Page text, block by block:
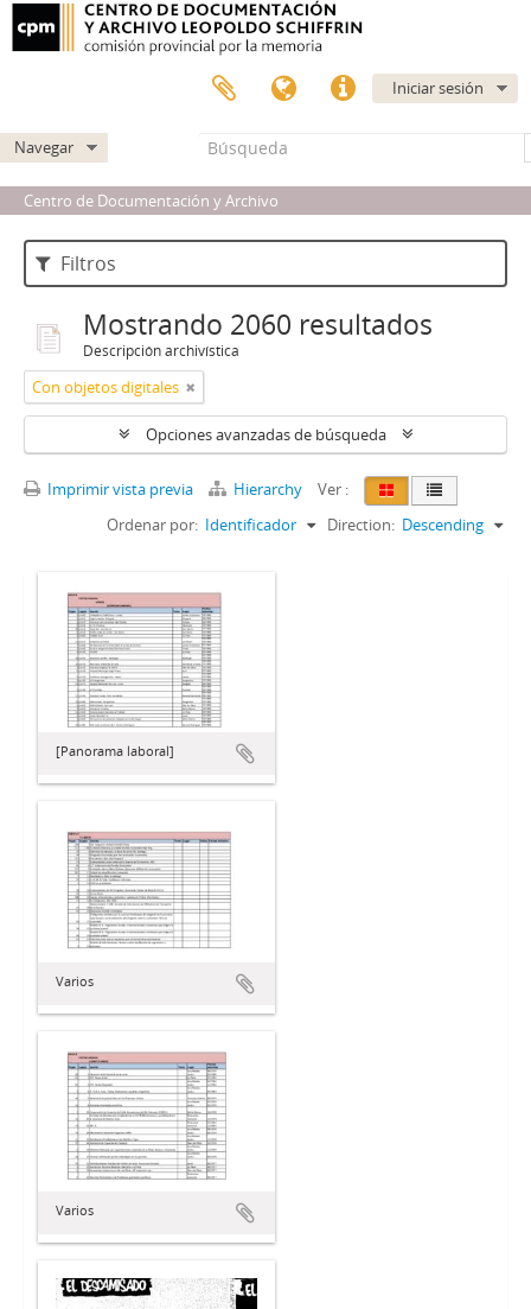
Iniciar sesión
Navegar
Centro de Documentación y Archivo
Filtros
Mostrando 2060 resultados
Descripción archivística
Con objetos digitales
Opciones avanzadas de búsqueda
Imprimir vista previa Hierarchy
Ver :
Ordenar por: Identificador Direction: Descending
[Panorama laboral]
Varios
Varios